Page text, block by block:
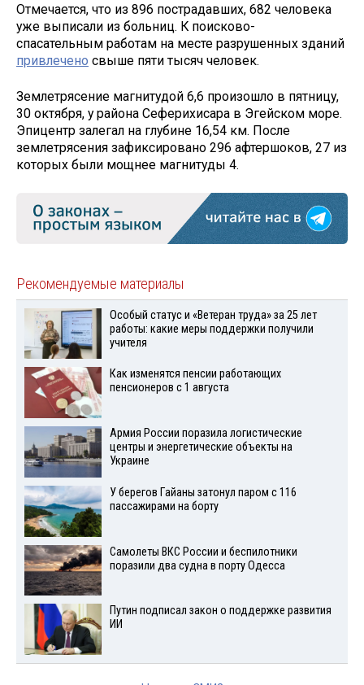
Отмечается, что из 896 пострадавших, 682 человека
уже выписали из больниц. К поисково-
спасательным работам на месте разрушенных зданий
привлечено свыше пяти тысяч человек.
Землетрясение магнитудой 6,6 произошло в пятницу,
30 октября, у района Сеферихисара в Эгейском море.
Эпицентр залегал на глубине 16,54 км. После
землетрясения зафиксировано 296 афтершоков, 27 из
которых были мощнее магнитуды 4.
Рекомендуемые материалы
Особый статус и «Ветеран труда» за 25 лет
работы: какие меры поддержки получили
учителя
Как изменятся пенсии работающих
пенсионеров с 1 августа
Армия России поразила логистические
центры и энергетические объекты на
Украине
У берегов Гайаны затонул паром с 116
пассажирами на борту
Самолеты ВКС России и беспилотники
поразили два судна в порту Одесса
Путин подписал закон о поддержке развития
ИИ